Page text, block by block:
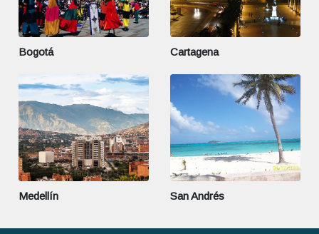
Bogotá Cartagena
Medellín San Andrés